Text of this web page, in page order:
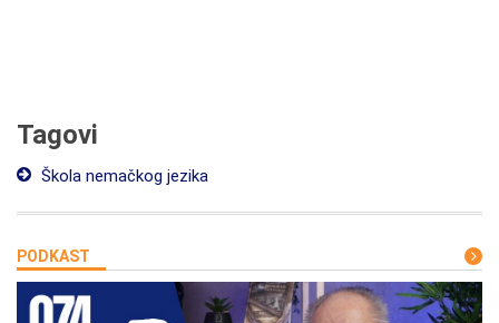
Tagovi
Škola nemačkog jezika
PODKAST